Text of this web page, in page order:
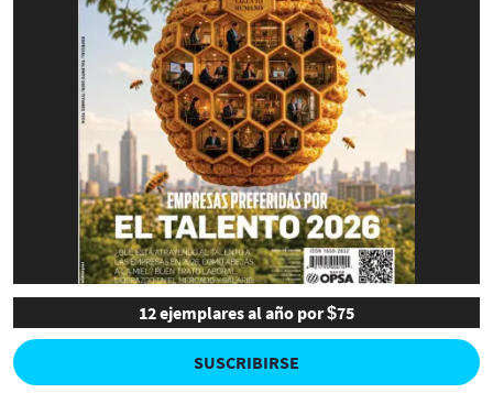
12 ejemplares al año por $75
SUSCRIBIRSE